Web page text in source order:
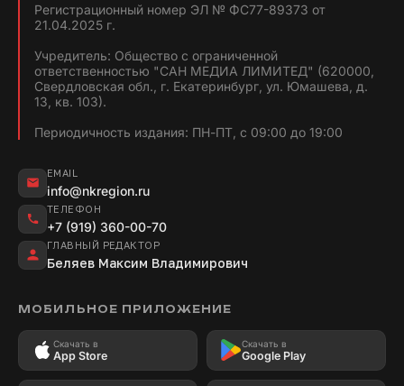
Регистрационный номер ЭЛ № ФС77-89373 от
21.04.2025 г.
Учредитель: Общество с ограниченной
ответственностью "САН МЕДИА ЛИМИТЕД" (620000,
Свердловская обл., г. Екатеринбург, ул. Юмашева, д.
13, кв. 103).
Периодичность издания: ПН-ПТ, с 09:00 до 19:00
EMAIL
info@nkregion.ru
ТЕЛЕФОН
+7 (919) 360-00-70
ГЛАВНЫЙ РЕДАКТОР
Беляев Максим Владимирович
МОБИЛЬНОЕ ПРИЛОЖЕНИЕ
Скачать в
App Store
Скачать в
Google Play